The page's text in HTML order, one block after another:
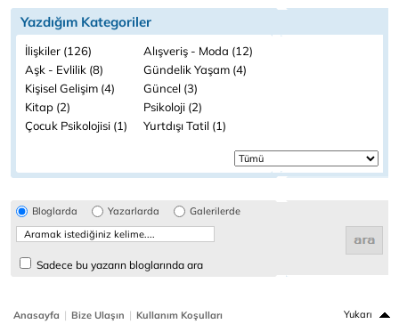
Yazdığım Kategoriler
İlişkiler (126)
Alışveriş - Moda (12)
Aşk - Evlilik (8)
Gündelik Yaşam (4)
Kişisel Gelişim (4)
Güncel (3)
Kitap (2)
Psikoloji (2)
Çocuk Psikolojisi (1)
Yurtdışı Tatil (1)
Bloglarda Yazarlarda Galerilerde
Sadece bu yazarın bloglarında ara
Anasayfa | Bize Ulaşın | Kullanım Koşulları Yukarı